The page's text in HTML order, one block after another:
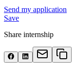
Send my application
Save
Share internship